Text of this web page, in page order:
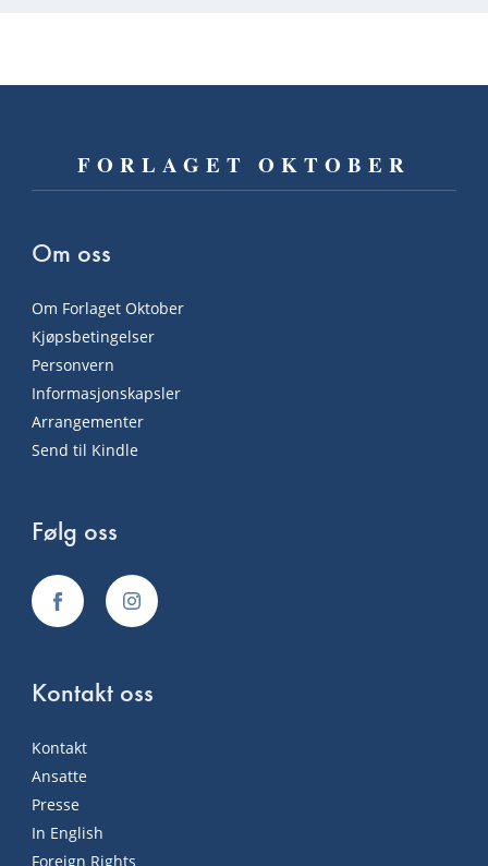
FORLAGET OKTOBER
Om oss
Om Forlaget Oktober
Kjøpsbetingelser
Personvern
Informasjonskapsler
Arrangementer
Send til Kindle
Følg oss
Kontakt oss
Kontakt
Ansatte
Presse
In English
Foreign Rights